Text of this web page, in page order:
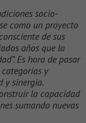
socio-
como un proyecto
de sus
años que la
Es hora de pasar
y
y sinergia.
la capacidad
sumando nuevas